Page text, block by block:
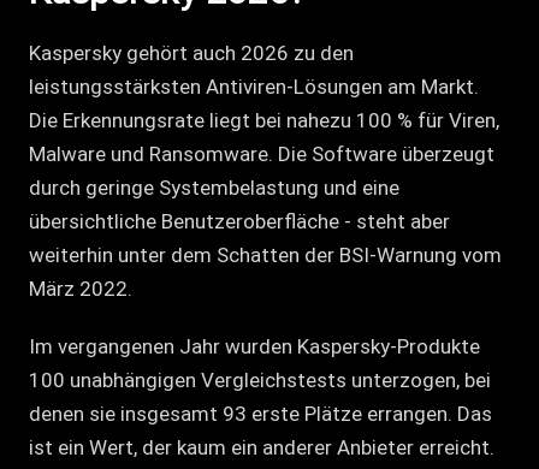
Kaspersky gehört auch 2026 zu den
leistungsstärksten Antiviren-Lösungen am Markt.
Die Erkennungsrate liegt bei nahezu 100 % für Viren,
Malware und Ransomware. Die Software überzeugt
durch geringe Systembelastung und eine
übersichtliche Benutzeroberfläche - steht aber
weiterhin unter dem Schatten der BSI-Warnung vom
März 2022.
Im vergangenen Jahr wurden Kaspersky-Produkte
100 unabhängigen Vergleichstests unterzogen, bei
denen sie insgesamt 93 erste Plätze errangen. Das
ist ein Wert, der kaum ein anderer Anbieter erreicht.